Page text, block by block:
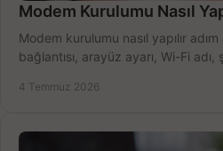
Modem Kurulumu Nasıl
Modem kurulumu nasıl yapılır
bağlantısı, arayüz ayarı, Wi-Fi
4 Temmuz 2026